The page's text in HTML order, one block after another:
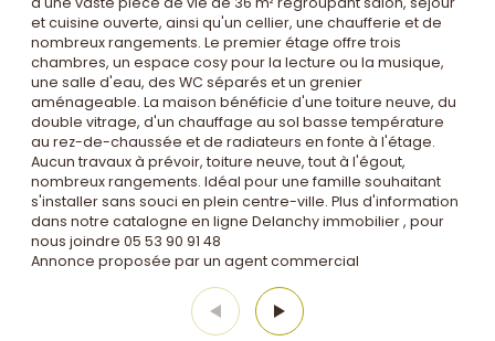
et cuisine ouverte, ainsi qu'un cellier, une chaufferie et de
nombreux rangements. Le premier étage offre trois
chambres, un espace cosy pour la lecture ou la musique,
une salle d'eau, des WC séparés et un grenier
aménageable. La maison bénéficie d'une toiture neuve, du
double vitrage, d'un chauffage au sol basse température
au rez-de-chaussée et de radiateurs en fonte à l'étage.
Aucun travaux à prévoir, toiture neuve, tout à l'égout,
nombreux rangements. Idéal pour une famille souhaitant
s'installer sans souci en plein centre-ville. Plus d'information
dans notre catalogne en ligne Delanchy immobilier , pour
nous joindre 05 53 90 91 48
Annonce proposée par un agent commercial